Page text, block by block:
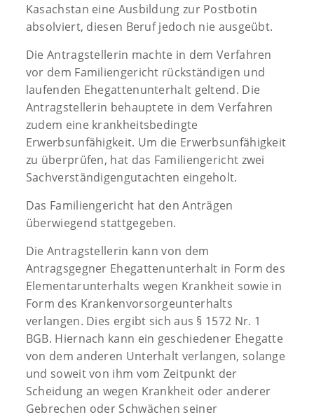
Kasachstan eine Ausbildung zur Postbotin
absolviert, diesen Beruf jedoch nie ausgeübt.
Die Antragstellerin machte in dem Verfahren
vor dem Familiengericht rückständigen und
laufenden Ehegattenunterhalt geltend. Die
Antragstellerin behauptete in dem Verfahren
zudem eine krankheitsbedingte
Erwerbsunfähigkeit. Um die Erwerbsunfähigkeit
zu überprüfen, hat das Familiengericht zwei
Sachverständigengutachten eingeholt.
Das Familiengericht hat den Anträgen
überwiegend stattgegeben.
Die Antragstellerin kann von dem
Antragsgegner Ehegattenunterhalt in Form des
Elementarunterhalts wegen Krankheit sowie in
Form des Krankenvorsorgeunterhalts
verlangen. Dies ergibt sich aus § 1572 Nr. 1
BGB. Hiernach kann ein geschiedener Ehegatte
von dem anderen Unterhalt verlangen, solange
und soweit von ihm vom Zeitpunkt der
Scheidung an wegen Krankheit oder anderer
Gebrechen oder Schwächen seiner